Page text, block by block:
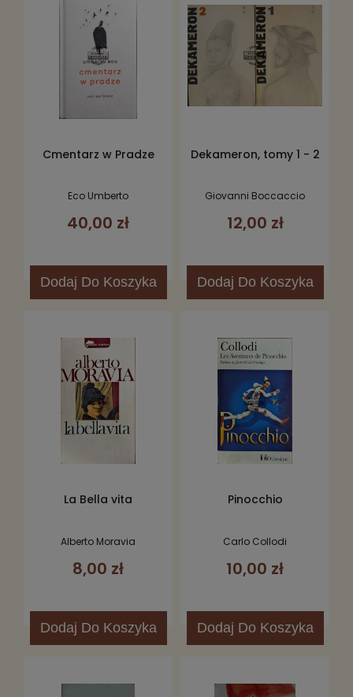
Cmentarz w Pradze
Eco Umberto
40,00 zł
Dodaj Do Koszyka
Dekameron, tomy 1 - 2
Giovanni Boccaccio
12,00 zł
Dodaj Do Koszyka
La Bella vita
Alberto Moravia
8,00 zł
Dodaj Do Koszyka
Pinocchio
Carlo Collodi
10,00 zł
Dodaj Do Koszyka